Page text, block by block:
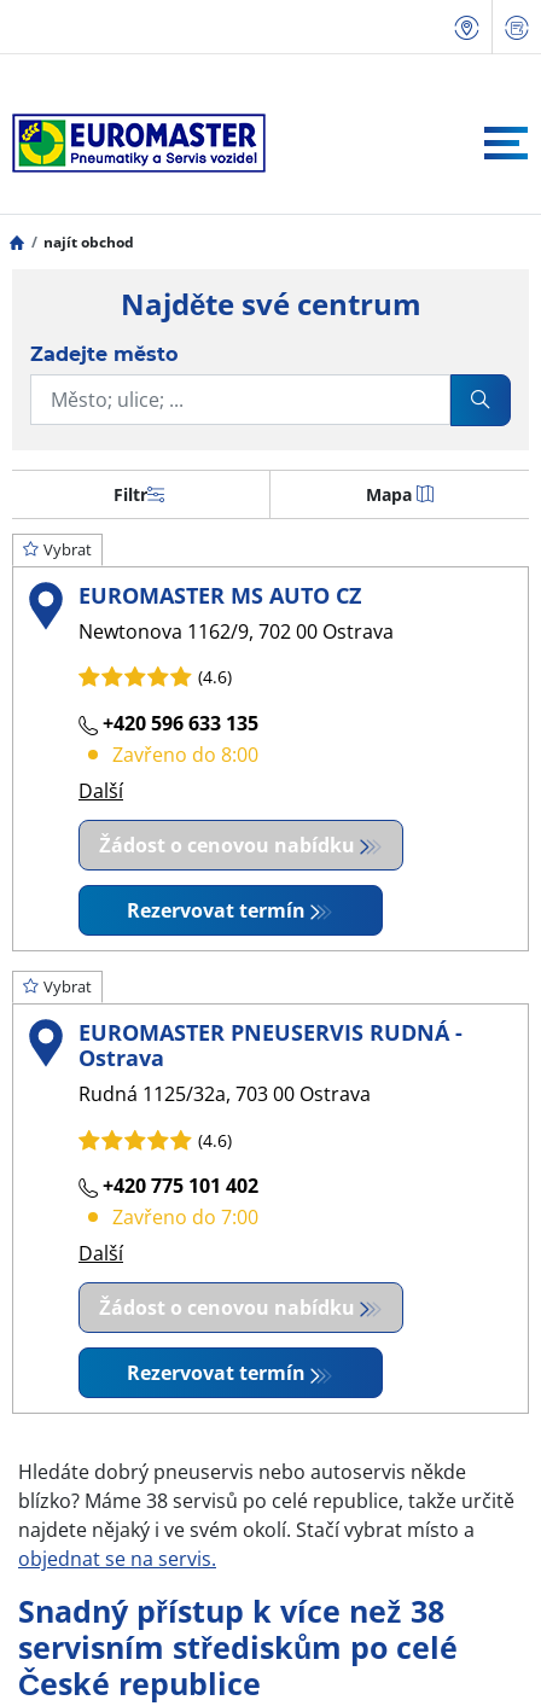
najít obchod
Najděte své centrum
Zadejte město
Filtr Mapa
Vybrat
EUROMASTER MS AUTO CZ
Newtonova 1162/9, 702 00 Ostrava
(4.6)
+420 596 633 135
Zavřeno do 8:00
Další
Žádost o cenovou nabídku
Rezervovat termín
Vybrat
EUROMASTER PNEUSERVIS RUDNÁ -
Ostrava
Rudná 1125/32a, 703 00 Ostrava
(4.6)
+420 775 101 402
Zavřeno do 7:00
Další
Žádost o cenovou nabídku
Rezervovat termín
Hledáte dobrý pneuservis nebo autoservis někde
blízko? Máme 38 servisů po celé republice, takže určitě
najdete nějaký i ve svém okolí. Stačí vybrat místo a
objednat se na servis.
Snadný přístup k více než 38
servisním střediskům po celé
České republice